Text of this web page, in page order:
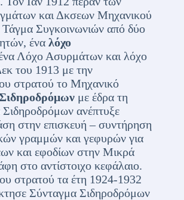
και Δκσεων Μηχανικού
Συγκοινωνιών από δύο
ένα λόχο
Λόχο Ασυρμάτων και λόχο
του 1913 με την
στρατού το Μηχανικό
με έδρα τη
ανέπτυξε
στην επισκευή – συντήρηση
γραμμών και γεφυρών για
και εφοδίων στην Μικρά
στο αντίστοιχο κεφάλαιο.
στρατού τα έτη 1924-1932
Σύνταγμα Σιδηροδρόμων